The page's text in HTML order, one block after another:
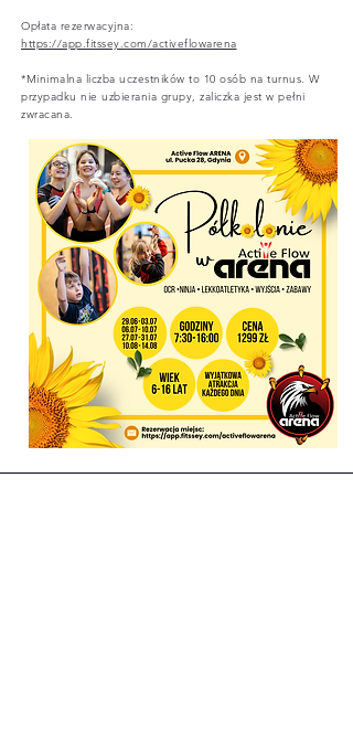
Opłata rezerwacyjna:
https://app.fitssey.com/activeflowarena
*Minimalna liczba uczestników to 10 osób na turnus. W
przypadku nie uzbierania grupy, zaliczka jest w pełni
zwracana.